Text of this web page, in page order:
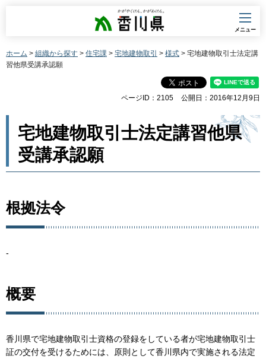
香川県
メニュー
ホーム > 組織から探す > 住宅課 > 宅地建物取引 > 様式 > 宅地建物取引士法定講
習他県受講承認願
ページID：2105 公開日：2016年12月9日
宅地建物取引士法定講習他県
受講承認願
根拠法令
-
概要
香川県で宅地建物取引士資格の登録をしている者が宅地建物取引士
証の交付を受けるためには、原則として香川県内で実施される法定